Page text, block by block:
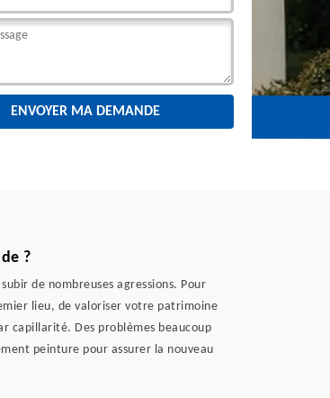
?
de nombreuses agressions. Pour
lieu, de valoriser votre patrimoine
capillarité. Des problèmes beaucoup
peinture pour assurer la nouveau